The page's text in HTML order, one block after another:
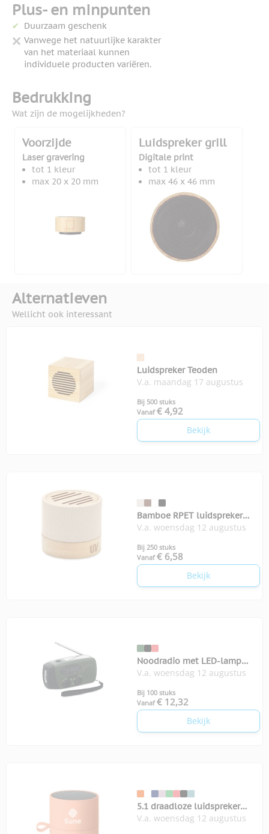
Plus- en minpunten
Duurzaam geschenk
Vanwege het natuurlijke karakter
van het materiaal kunnen
individuele producten variëren.
Bedrukking
Wat zijn de mogelijkheden?
Voorzijde
Laser gravering
tot 1 kleur
max 20 x 20 mm
Luidspreker grill
Digitale print
tot 1 kleur
max 46 x 46 mm
Alternatieven
Wellicht ook interessant
Luidspreker Teoden
V.a. maandag 17 augustus
Bij 500 stuks
Vanaf € 4,92
Bekijk
Bamboe RPET luidspreker
Bool
V.a. woensdag 12 augustus
Bij 250 stuks
Vanaf € 6,58
Bekijk
Noodradio met LED-lamp
Onda
V.a. woensdag 12 augustus
Bij 100 stuks
Vanaf € 12,32
Bekijk
5.1 draadloze luidspreker
Recar
V.a. woensdag 12 augustus